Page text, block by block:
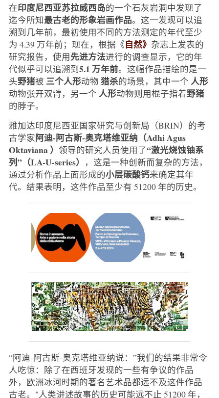
在印度尼西亚苏拉威西岛的一个石灰岩洞中发现了
迄今所知最古老的形象岩画作品。这一发现可以追
溯到几年前，最初使用不同的方法测定的年代至少
为 4.39 万年前；现在，根据《自然》 杂志上发表的
研究报告，使用先进方法进行的调查显示，它的年
代似乎可以追溯到5.1 万年前。这幅作品描绘的是一
头野猪被 三个人形动物 猎杀的场景，其中一个 人形
动物张开双臂，另一个 人形动物则用棍子指着野猪
的脖子。
雅加达印度尼西亚国家研究与创新局（BRIN）的考
古学家阿迪-阿古斯-奥克塔维亚纳（Adhi Agus
Oktaviana） 领导的研究人员使用了“激光烧蚀铀系
列”（LA-U-series）
，这是一种创新而复杂的方法，
通过分析作品上面形成的小层碳酸钙来确定其年
代。结果表明，这件作品至少有 51200 年的历史。
“阿迪-阿古斯-奥克塔维亚纳说：”我们的结果非常令
人吃惊：除了在西班牙发现的一些有争议的作品
外，欧洲冰河时期的著名艺术品都远不及这件作品
古老。"人类讲述故事的历史可能远不止 51200 年，